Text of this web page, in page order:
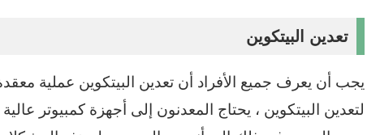
تعدين البيتكوين
يجب أن يعرف جميع الأفراد أن تعدين البيتكوين عملية
لتعدين البيتكوين ، يحتاج المعدنون إلى أجهزة كمبيوتر